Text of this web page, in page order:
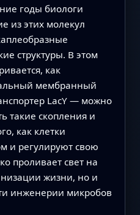
годы биологи
из этих молекул
структуры. В этом
как
мембранный
LacY — можно
такие скопления и
как клетки
и регулируют свою
проливает свет на
жизни, но и
инженерии микробов